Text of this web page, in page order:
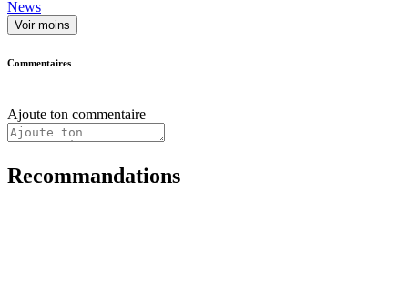
News
Voir moins
Commentaires
Ajoute ton commentaire
Recommandations